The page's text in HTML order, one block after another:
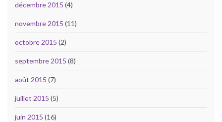
décembre 2015 (4)
novembre 2015 (11)
octobre 2015 (2)
septembre 2015 (8)
août 2015 (7)
juillet 2015 (5)
juin 2015 (16)